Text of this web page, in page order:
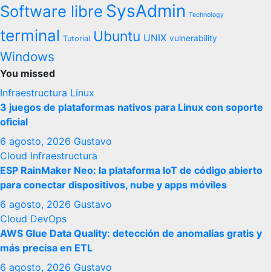
Software libre SysAdmin Technology
terminal Tutorial Ubuntu UNIX vulnerability
Windows
You missed
Infraestructura Linux
3 juegos de plataformas nativos para Linux con soporte
oficial
6 agosto, 2026 Gustavo
Cloud Infraestructura
ESP RainMaker Neo: la plataforma IoT de código abierto
para conectar dispositivos, nube y apps móviles
6 agosto, 2026 Gustavo
Cloud DevOps
AWS Glue Data Quality: detección de anomalías gratis y
más precisa en ETL
6 agosto, 2026 Gustavo